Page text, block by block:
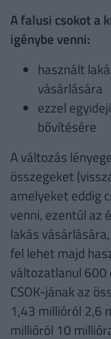
A falusi csokot a
igénybe venni:
használt
vásárlására
ezzel
bővítésére
A változás
összegeket
amelyeket eddig
venni, ezentúl az
lakás
fel lehet majd
változatlanul 600
CSOK-jának az
1,43 millióról 2,6
millióról 10